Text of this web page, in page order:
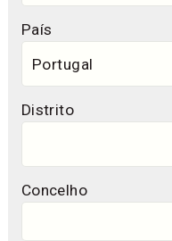
País
Distrito
Concelho